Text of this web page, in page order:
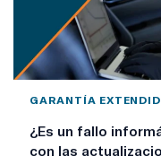
GARANTÍA
¿Es un fallo
con las